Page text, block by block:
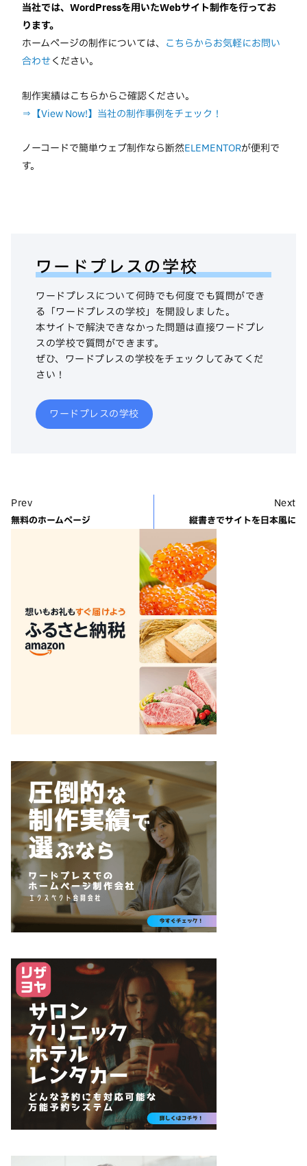
当社では、WordPressを用いたWebサイト制作を行ってお
ります。
ホームページの制作については、 こちらからお気軽にお問い
合わせください。
制作実績はこちらからご確認ください。
⇒【View Now!】当社の制作事例をチェック！
ノーコードで簡単ウェブ制作なら断然ELEMENTORが便利で
す。
ワードプレスの学校
ワードプレスについて何時でも何度でも質問ができ
る「ワードプレスの学校」を開設しました。
本サイトで解決できなかった問題は直接ワードプレ
スの学校で質問ができます。
ぜひ、ワードプレスの学校をチェックしてみてくだ
さい！
ワードプレスの学校
Prev
無料のホームページ
Next
縦書きでサイトを日本風に